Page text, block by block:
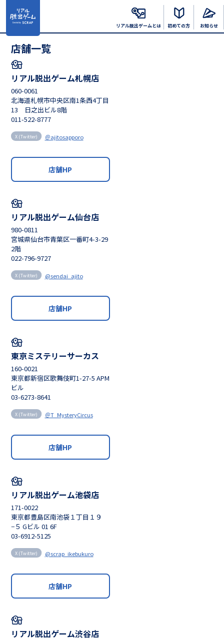
リアル脱出ゲームとは 初めての方 お知らせ
店舗一覧
リアル脱出ゲーム札幌店
060-0061
北海道札幌市中央区南1条西4丁目
13 日之出ビル8階
011-522-8777
X (Twitter) ＠ajitosapporo
店舗HP
リアル脱出ゲーム仙台店
980-0811
宮城県仙台市青葉区一番町4-3-29
2階
022-796-9727
X (Twitter) @sendai_ajito
店舗HP
東京ミステリーサーカス
160-0021
東京都新宿区歌舞伎町1-27-5 APM
ビル
03-6273-8641
X (Twitter) ＠T_MysteryCircus
店舗HP
リアル脱出ゲーム池袋店
171-0022
東京都豊島区南池袋１丁目１９
−５ Gビル 01 6F
03-6912-5125
X (Twitter) @scrap_ikebukuro
店舗HP
リアル脱出ゲーム渋谷店